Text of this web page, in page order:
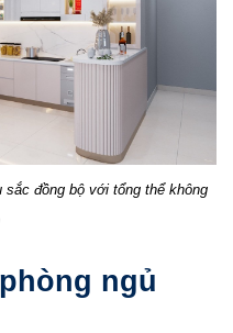
đồng bộ với tổng thể không
ngủ